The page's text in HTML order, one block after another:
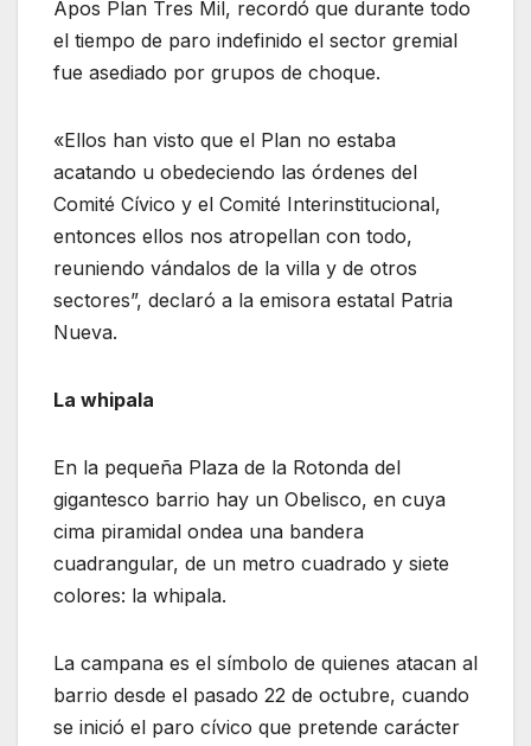
Apos Plan Tres Mil, recordó que durante todo
el tiempo de paro indefinido el sector gremial
fue asediado por grupos de choque.
«Ellos han visto que el Plan no estaba
acatando u obedeciendo las órdenes del
Comité Cívico y el Comité Interinstitucional,
entonces ellos nos atropellan con todo,
reuniendo vándalos de la villa y de otros
sectores”, declaró a la emisora estatal Patria
Nueva.
La whipala
En la pequeña Plaza de la Rotonda del
gigantesco barrio hay un Obelisco, en cuya
cima piramidal ondea una bandera
cuadrangular, de un metro cuadrado y siete
colores: la whipala.
La campana es el símbolo de quienes atacan al
barrio desde el pasado 22 de octubre, cuando
se inició el paro cívico que pretende carácter